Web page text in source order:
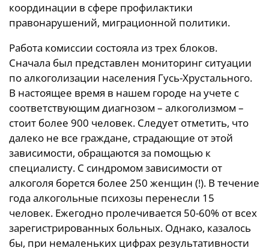
координации в сфере профилактики
правонарушений, миграционной политики.
Работа комиссии состояла из трех блоков.
Сначала был представлен мониторинг ситуации
по алкоголизации населения Гусь-Хрустального.
В настоящее время в нашем городе на учете с
соответствующим диагнозом – алкоголизмом –
стоит более 900 человек. Следует отметить, что
далеко не все граждане, страдающие от этой
зависимости, обращаются за помощью к
специалисту. С синдромом зависимости от
алкоголя борется более 250 женщин (!). В течение
года алкогольные психозы перенесли 15
человек. Ежегодно пролечивается 50-60% от всех
зарегистрированных больных. Однако, казалось
бы, при немаленьких цифрах результативности